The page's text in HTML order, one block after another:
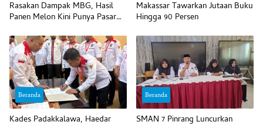
Rasakan Dampak MBG, Hasil
Panen Melon Kini Punya Pasar
Makassar Tawarkan Jutaan Buku
Hingga 90 Persen
Beranda
Kades Padakkalawa, Haedar
Beranda
SMAN 7 Pinrang Luncurkan